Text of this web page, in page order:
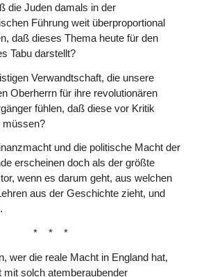
die Juden damals in der
Führung weit überproportional
daß dieses Thema heute für den
Tabu darstellt?
Verwandtschaft, die unsere
Oberherrn für ihre revolutio­nä­ren
fühlen, daß diese vor Kritik
müssen?
und die politische Macht der
erscheinen doch als der größte
wenn es darum geht, aus welchen
aus der Geschichte zieht, und
* * *
wer die reale Macht in England hat,
mit solch atemberaubender